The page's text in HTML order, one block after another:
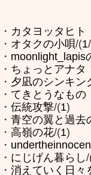
・ カタヨッタヒト
・ オタクの小唄/(1/
・ moonlight_lapis
・ ちょっとアナタ
・ 夕凪のシンキン
・ てきとうなもの
・ 伝統攻撃/(1)
・ 青空の翼と過去
・ 高嶺の花/(1)
・
・ にじげん暮らし
・ 消えていく日々